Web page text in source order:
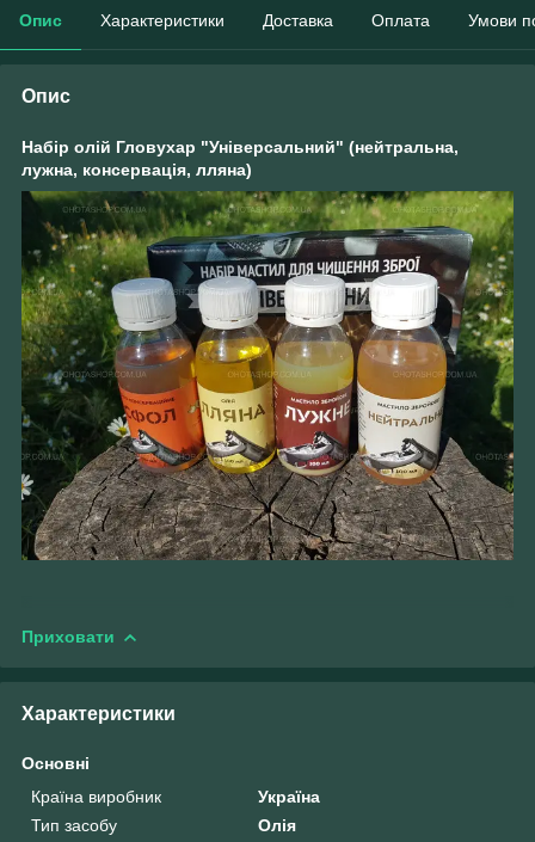
Опис Характеристики Доставка Оплата Умови
Опис
Набір олій Гловухар "Універсальний" (нейтральна,
лужна, консервація, лляна)
Приховати
Характеристики
Основні
Країна виробник
Україна
Тип засобу
Олія